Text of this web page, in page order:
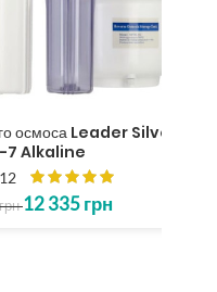
Leader Silver
335грн